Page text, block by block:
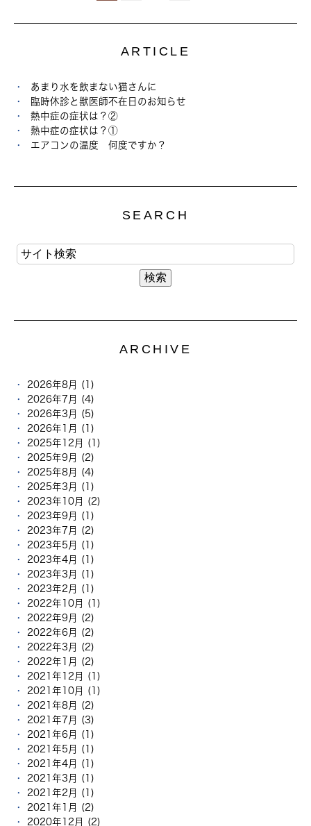
ARTICLE
あまり水を飲まない猫さんに
臨時休診と獣医師不在日のお知らせ
熱中症の症状は？②
熱中症の症状は？①
エアコンの温度 何度ですか？
SEARCH
ARCHIVE
2026年8月 (1)
2026年7月 (4)
2026年3月 (5)
2026年1月 (1)
2025年12月 (1)
2025年9月 (2)
2025年8月 (4)
2025年3月 (1)
2023年10月 (2)
2023年9月 (1)
2023年7月 (2)
2023年5月 (1)
2023年4月 (1)
2023年3月 (1)
2023年2月 (1)
2022年10月 (1)
2022年9月 (2)
2022年6月 (2)
2022年3月 (2)
2022年1月 (2)
2021年12月 (1)
2021年10月 (1)
2021年8月 (2)
2021年7月 (3)
2021年6月 (1)
2021年5月 (1)
2021年4月 (1)
2021年3月 (1)
2021年2月 (1)
2021年1月 (2)
2020年12月 (2)